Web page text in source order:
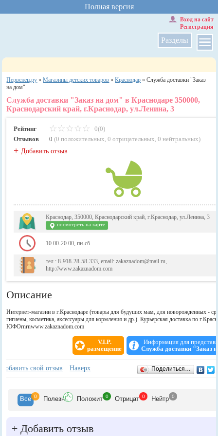
Полная версия
Разделы
Вход на сайт
Регистрация
Первенец.ру »Магазины детских товаров »Краснодар »Служба доставки "Заказ
на дом"
Служба доставки "Заказ на дом" в Краснодаре 350000,
Краснодарский край, г.Краснодар, ул.Ленина, 3
Рейтинг
0(0)
Отзывов
0 (0 положительных,0 отрицательных,0 нейтральных)
+Добавить отзыв
Краснодар, 350000, Краснодарский край, г.Краснодар, ул.Ленина, 3
посмотреть на карте
10.00-20.00, пн-сб
тел.: 8-918-28-58-333, email: zakaznadom@mail.ru,
http://www.zakaznadom.com
Описание
Интернет-магазин в г.Краснодаре (товары для будущих мам, для новорожденных -
гигиены, косметика, аксессуары для кормления и др.). Курьерская доставка по
ЮФОrnrnwww.zakaznadom.com
V.I.P.
размещение
Информация для
Служба доставки "Заказ
Отзывы
Добавить свой отзыв Наверх Поделиться…
Все 0 Полезн Положит 0 Отрицат 0 Нейтр 0
+ Добавить отзыв